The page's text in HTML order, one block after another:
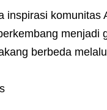
inspirasi komunitas
menjadi
berbeda